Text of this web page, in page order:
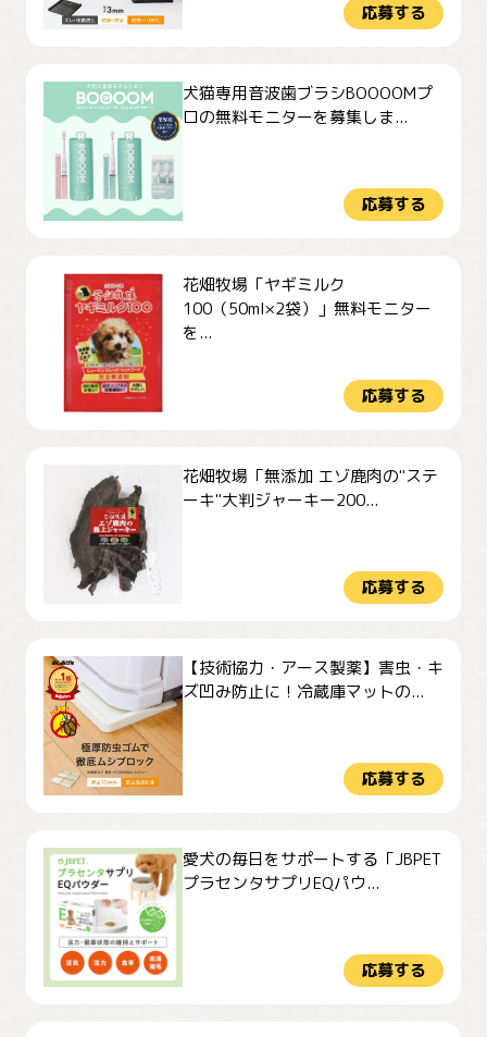
応募する
犬猫専用音波歯ブラシBOOOOMプ
ロの無料モニターを募集しま...
応募する
花畑牧場「ヤギミルク
100（50ml×2袋）」無料モニター
を...
応募する
花畑牧場「無添加 エゾ鹿肉の"ステ
ーキ"大判ジャーキー200...
応募する
【技術協力・アース製薬】害虫・キ
ズ凹み防止に！冷蔵庫マットの...
応募する
愛犬の毎日をサポートする「JBPET
プラセンタサプリEQパウ...
応募する